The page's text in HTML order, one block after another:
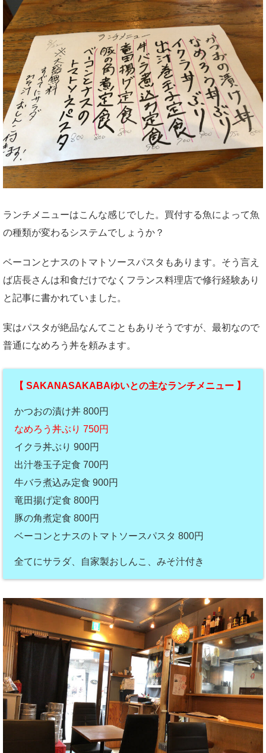
ランチメニューはこんな感じでした。買付する魚によって魚
の種類が変わるシステムでしょうか？
ベーコンとナスのトマトソースパスタもあります。そう言え
ば店長さんは和食だけでなくフランス料理店で修行経験あり
と記事に書かれていました。
実はパスタが絶品なんてこともありそうですが、最初なので
普通になめろう丼を頼みます。
【 SAKANASAKABAゆいとの主なランチメニュー 】
かつおの漬け丼 800円
なめろう丼ぶり 750円
イクラ丼ぶり 900円
出汁巻玉子定食 700円
牛バラ煮込み定食 900円
竜田揚げ定食 800円
豚の角煮定食 800円
ベーコンとナスのトマトソースパスタ 800円
全てにサラダ、自家製おしんこ、みそ汁付き